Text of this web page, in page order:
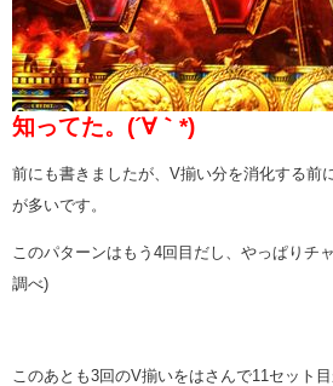
知ってた。(´∀｀*)
前にも書きましたが、V揃い分を消化する前
が多いです。
このパターンはもう4回目だし、やっぱりチ
調べ)
このあとも3回のV揃いをはさんで11セット目